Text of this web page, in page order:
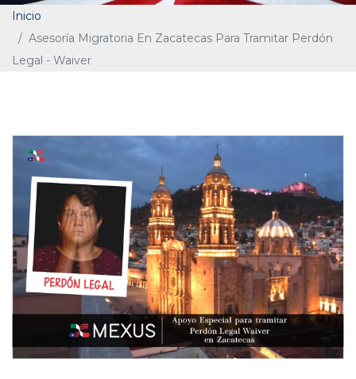
Inicio
Asesoría Migratoria En Zacatecas Para Tramitar Perdón
Legal - Waiver